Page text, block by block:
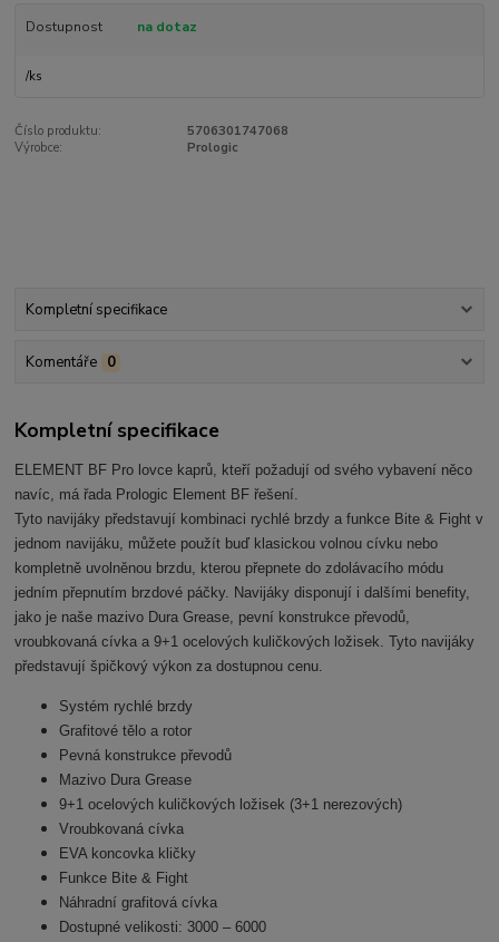
Dostupnost na dotaz
/ks
Číslo produktu:
5706301747068
Výrobce:
Prologic
Kompletní specifikace
Komentáře 0
Kompletní specifikace
ELEMENT BF Pro lovce kaprů, kteří požadují od svého vybavení něco
navíc, má řada Prologic Element BF řešení.
Tyto navijáky představují kombinaci rychlé brzdy a funkce Bite & Fight v
jednom navijáku, můžete použít buď klasickou volnou cívku nebo
kompletně uvolněnou brzdu, kterou přepnete do zdolávacího módu
jedním přepnutím brzdové páčky. Navijáky disponují i dalšími benefity,
jako je naše mazivo Dura Grease, pevní konstrukce převodů,
vroubkovaná cívka a 9+1 ocelových kuličkových ložisek. Tyto navijáky
představují špičkový výkon za dostupnou cenu.
Systém rychlé brzdy
Grafitové tělo a rotor
Pevná konstrukce převodů
Mazivo Dura Grease
9+1 ocelových kuličkových ložisek (3+1 nerezových)
Vroubkovaná cívka
EVA koncovka kličky
Funkce Bite & Fight
Náhradní grafitová cívka
Dostupné velikosti: 3000 – 6000